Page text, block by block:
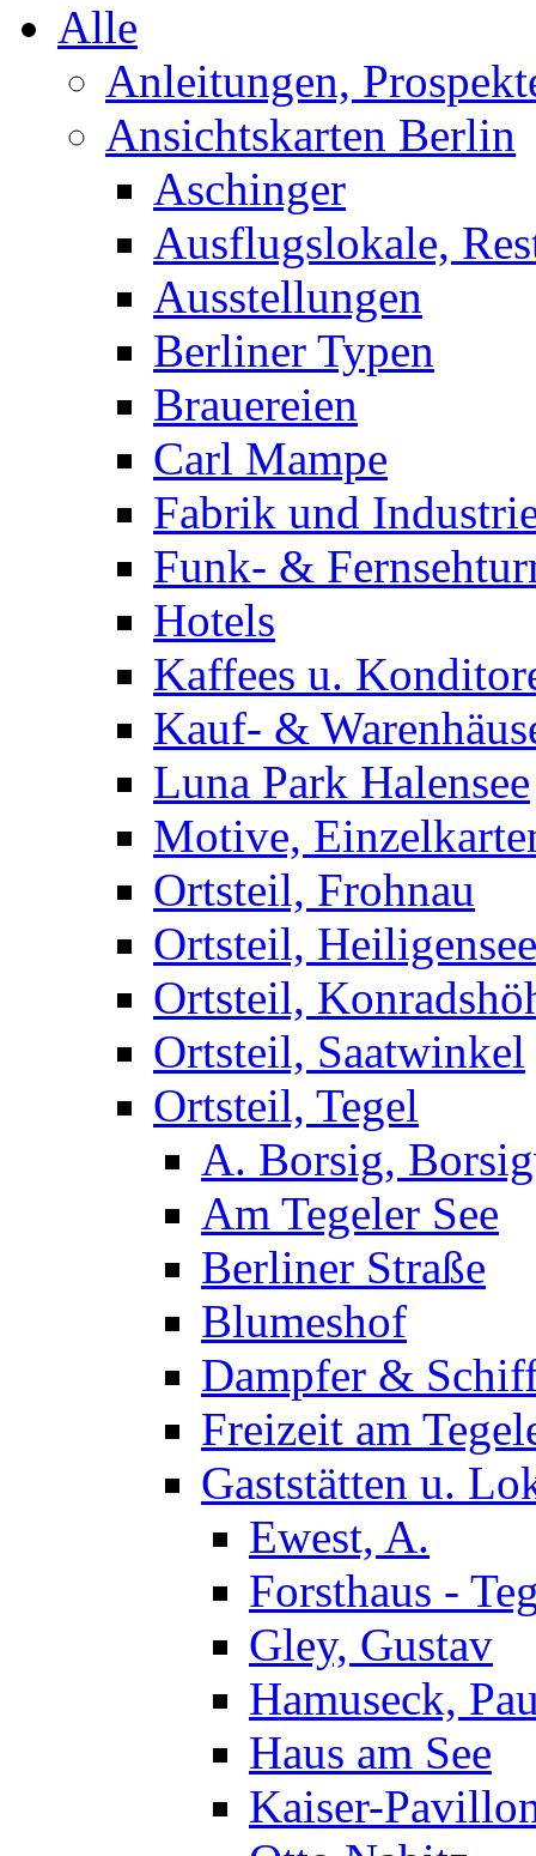
Alle
Anleitungen,
Ansichtskarten Berlin
Aschinger
Ausflugslokale,
Ausstellungen
Berliner Typen
Brauereien
Carl Mampe
Fabrik und
Funk- &
Hotels
Kaffees u.
Kauf- &
Luna Park Halensee
Motive,
Ortsteil, Frohnau
Ortsteil, Heiligensee
Ortsteil,
Ortsteil, Saatwinkel
Ortsteil, Tegel
A. Borsig,
Am Tegeler See
Berliner Straße
Blumeshof
Dampfer &
Freizeit am
Gaststätten u.
Ewest, A.
Forsthaus -
Gley, Gustav
Hamuseck,
Haus am See
Kaiser-